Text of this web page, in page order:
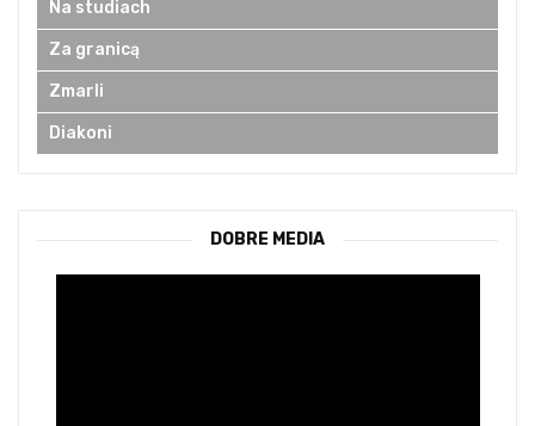
Na studiach
Za granicą
Zmarli
Diakoni
DOBRE MEDIA